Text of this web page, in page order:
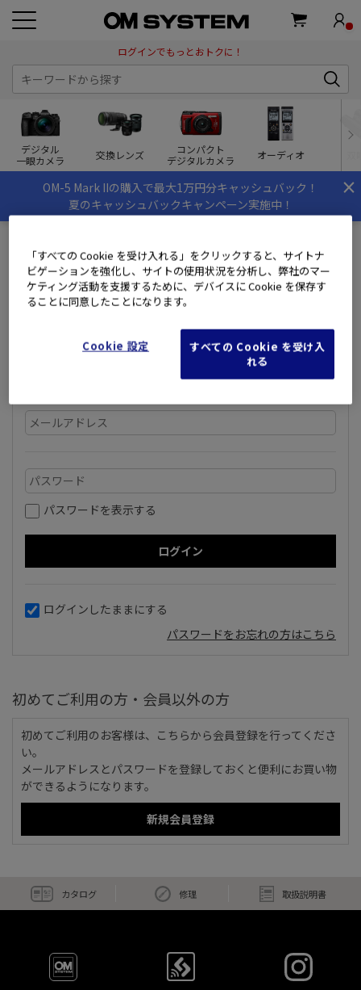
ログインでもっとおトクに！
デジタル
一眼カメラ
交換レンズ
コンパクト
デジタルカメラ
オーディオ
×
OM-5 Mark IIの購入で最大1万円分キャッシュバック！
夏のキャッシュバックキャンペーン実施中！
ログイン
OM SYSTEM MEMBERS(旧ズイコーフレンドクラブ)にご登録
いただいているメールアドレスとパスワードを入力してログ
パスワードを表示する
ログインしたままにする
パスワードをお忘れの方はこちら
初めてご利用の方・会員以外の方
初めてご利用のお客様は、こちらから会員登録を行ってくださ
い。
メールアドレスとパスワードを登録しておくと便利にお買い物
ができるようになります。
カタログ 修理 取扱説明書
「すべての Cookie を受け入れる」をクリックすると、サイトナ
ビゲーションを強化し、サイトの使用状況を分析し、弊社のマー
ケティング活動を支援するために、デバイスに Cookie を保存す
ることに同意したことになります。
Cookie 設定
すべての Cookie を受け入
れる